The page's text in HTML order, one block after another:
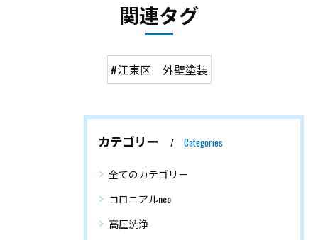
関連タグ
#江東区 外壁塗装
カテゴリー Categories
全てのカテゴリー
コロニアルneo
高圧洗浄